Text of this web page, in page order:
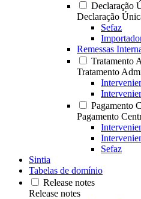
Declaração
Declaração
Sefaz
Remessas
Tratamento
Tratamento
Pagamento
Pagamento
Sefaz
Sintia
Tabelas de domínio
Release notes
Release notes